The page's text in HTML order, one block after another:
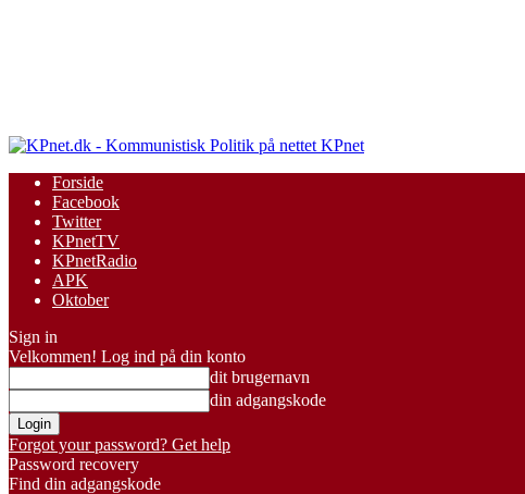
KPnet
Forside
Facebook
Twitter
KPnetTV
KPnetRadio
APK
Oktober
Sign in
Velkommen! Log ind på din konto
dit brugernavn
din adgangskode
Forgot your password? Get help
Password recovery
Find din adgangskode